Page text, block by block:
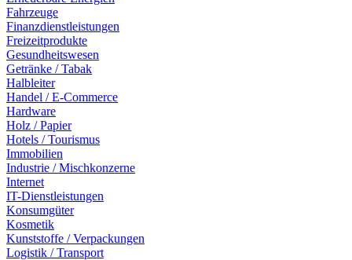
Fahrzeuge
Finanzdienstleistungen
Freizeitprodukte
Gesundheitswesen
Getränke / Tabak
Halbleiter
Handel / E-Commerce
Hardware
Holz / Papier
Hotels / Tourismus
Immobilien
Industrie / Mischkonzerne
Internet
IT-Dienstleistungen
Konsumgüter
Kosmetik
Kunststoffe / Verpackungen
Logistik / Transport